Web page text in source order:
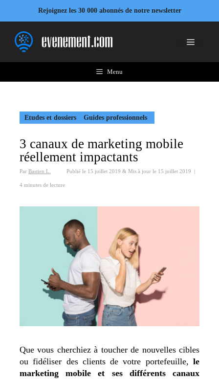
contenu
Rejoignez les 30 000 abonnés de notre newsletter
Menu
Menu
Etudes et dossiers Guides professionnels
3 canaux de marketing mobile
réellement impactants
Par Bastien L. Publié le 15 juillet 2019 & Mis à jour le 15 juillet 2019 |
4 minutes de lecture
Que vous cherchiez à toucher de nouvelles cibles
ou fidéliser des clients de votre portefeuille, le
marketing mobile et ses différents canaux